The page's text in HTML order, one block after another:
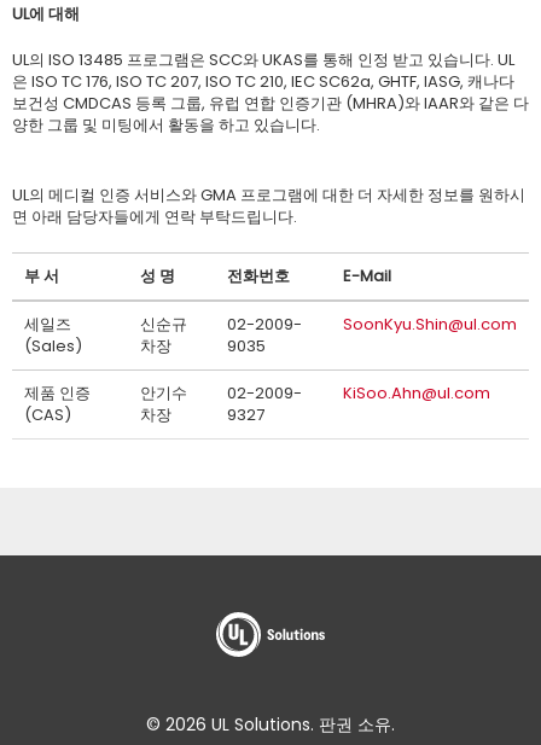
UL에 대해
UL의 ISO 13485 프로그램은 SCC와 UKAS를 통해 인정 받고 있습니다. UL
은 ISO TC 176, ISO TC 207, ISO TC 210, IEC SC62a, GHTF, IASG, 캐나다
보건성 CMDCAS 등록 그룹, 유럽 연합 인증기관 (MHRA)와 IAAR와 같은 다
양한 그룹 및 미팅에서 활동을 하고 있습니다.
UL의 메디컬 인증 서비스와 GMA 프로그램에 대한 더 자세한 정보를 원하시
면 아래 담당자들에게 연락 부탁드립니다.
부 서 성 명 전화번호 E-Mail
세일즈
(Sales)
신순규
차장
02-2009-
9035
SoonKyu.Shin@ul.com
제품 인증
(CAS)
안기수
차장
02-2009-
9327
KiSoo.Ahn@ul.com
© 2026 UL Solutions. 판권 소유.